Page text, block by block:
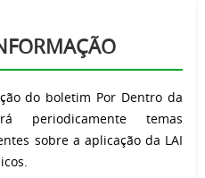
do boletim Por Dentro da
periodicamente temas
sobre a aplicação da LAI